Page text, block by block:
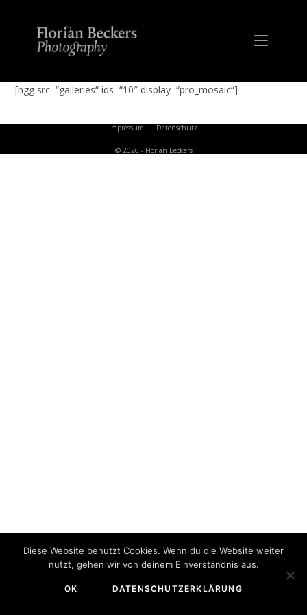
[ngg src=“galleries“ ids=“10″ display=“pro_mosaic“]
Impressum Datenschutz
© 2026 - Florian Beckers
Diese Website benutzt Cookies. Wenn du die Website weiter
nutzt, gehen wir von deinem Einverständnis aus.
OK DATENSCHUTZERKLÄRUNG